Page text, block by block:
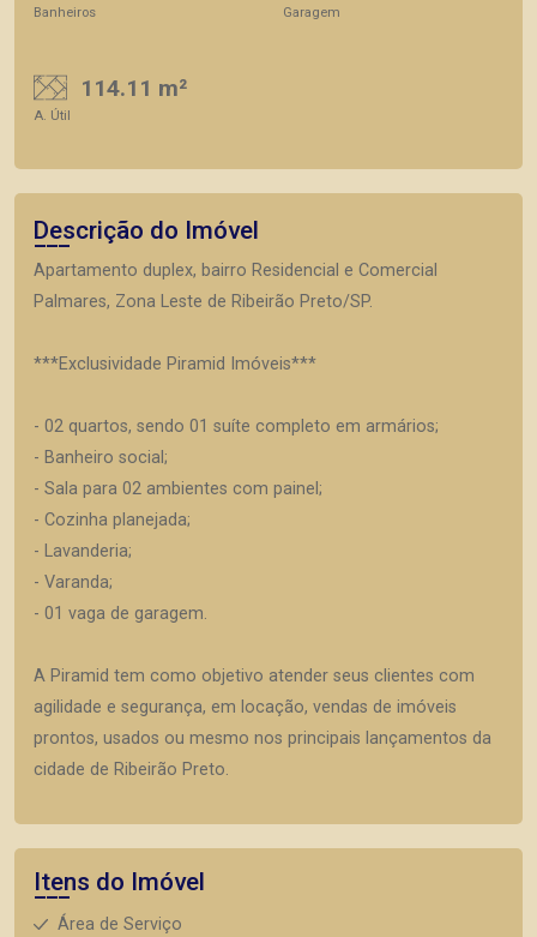
Banheiros Garagem
114.11 m²
A. Útil
Descrição do Imóvel
Apartamento duplex, bairro Residencial e Comercial
Palmares, Zona Leste de Ribeirão Preto/SP.
***Exclusividade Piramid Imóveis***
- 02 quartos, sendo 01 suíte completo em armários;
- Banheiro social;
- Sala para 02 ambientes com painel;
- Cozinha planejada;
- Lavanderia;
- Varanda;
- 01 vaga de garagem.
A Piramid tem como objetivo atender seus clientes com
agilidade e segurança, em locação, vendas de imóveis
prontos, usados ou mesmo nos principais lançamentos da
cidade de Ribeirão Preto.
Itens do Imóvel
Área de Serviço